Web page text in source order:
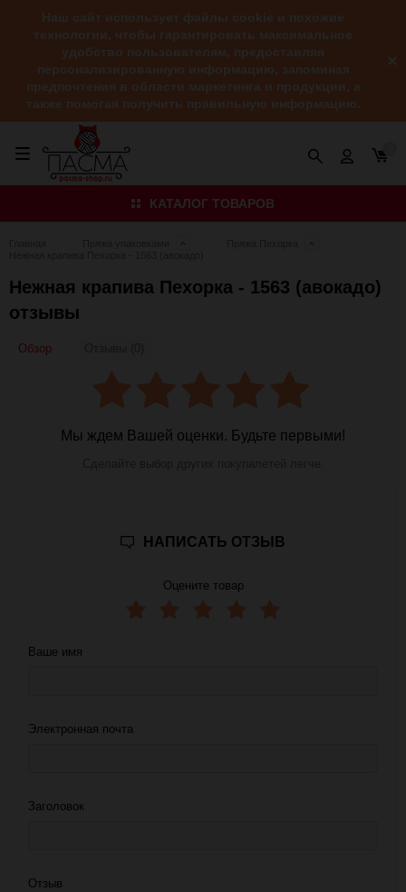
Наш сайт использует файлы cookie и похожие
технологии, чтобы гарантировать максимальное
удобство пользователям, предоставляя
персонализированную информацию, запоминая
предпочтения в области маркетинга и продукции, а
также помогая получить правильную информацию.
КАТАЛОГ ТОВАРОВ
Нежная крапива Пехорка - 1563 (авокадо)
отзывы
Обзор
Мы ждем Вашей оценки. Будьте первыми!
НАПИСАТЬ ОТЗЫВ
Оцените товар
Ваше имя
Электронная почта
Заголовок
Отзыв